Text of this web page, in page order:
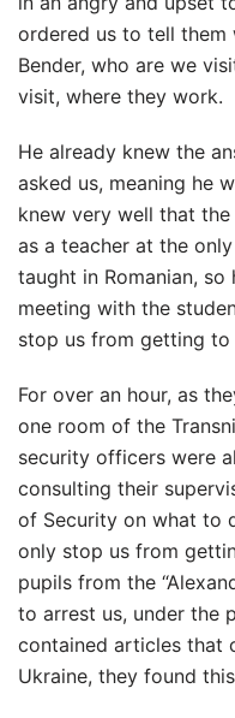
ordered us to tell them
Bender, who are we
visit, where they work.
He already knew the
asked us, meaning he
knew very well that
as a teacher at the
taught in Romanian,
meeting with the
stop us from getting to
For over an hour, as
one room of the
security officers were
consulting their
of Security on what to
only stop us from
pupils from the
to arrest us, under the
contained articles that
Ukraine, they found